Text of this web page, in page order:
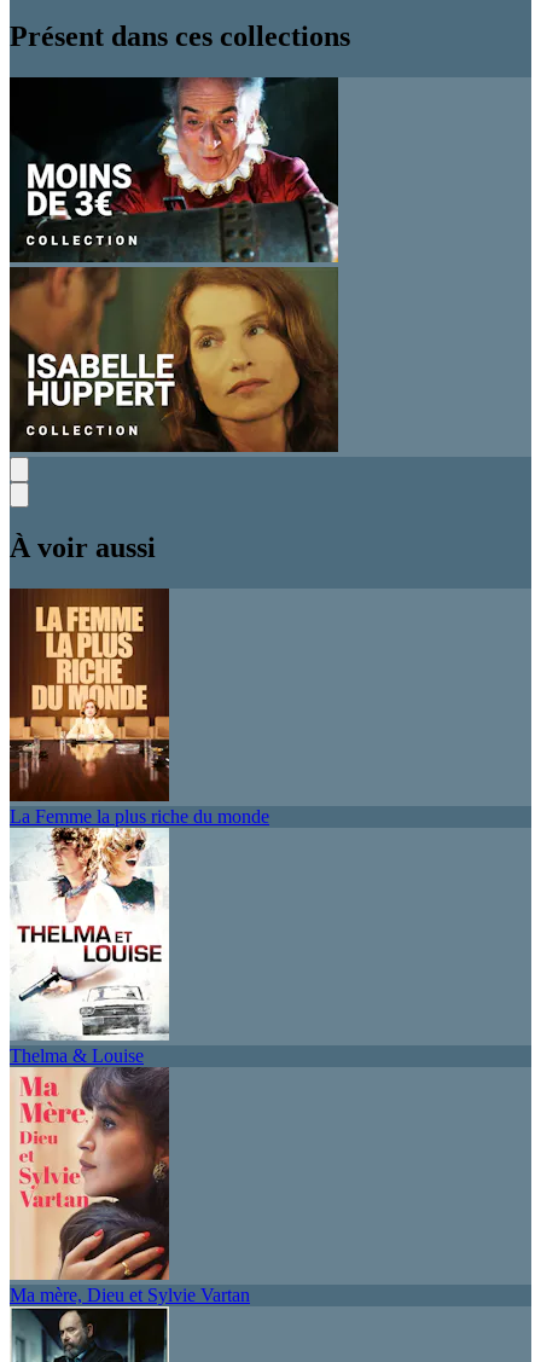
Présent dans ces collections
À voir aussi
La Femme la plus riche du monde
Thelma & Louise
Ma mère, Dieu et Sylvie Vartan